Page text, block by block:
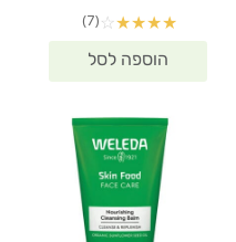
★
★
★
★
☆
(7)